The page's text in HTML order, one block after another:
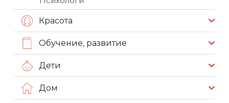
Красота
Обучение, развитие
Дети
Дом